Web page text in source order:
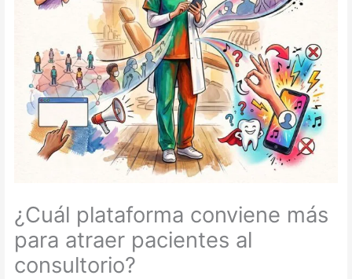
¿Cuál plataforma conviene más
para atraer pacientes al
consultorio?